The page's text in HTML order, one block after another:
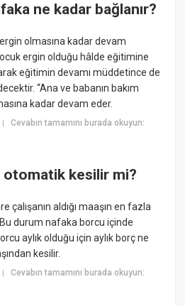
ne kadar bağlanır?
olmasına kadar devam
ergin olduğu hâlde eğitimine
eğitimin devamı müddetince de
“Ana ve babanın bakım
kadar devam eder.
|Cevabın tamamını burada okuyun:
otomatik kesilir mi?
çalışanın aldığı maaşın en fazla
durum nafaka borcu içinde
aylık olduğu için aylık borç ne
kesilir.
|Cevabın tamamını burada okuyun: